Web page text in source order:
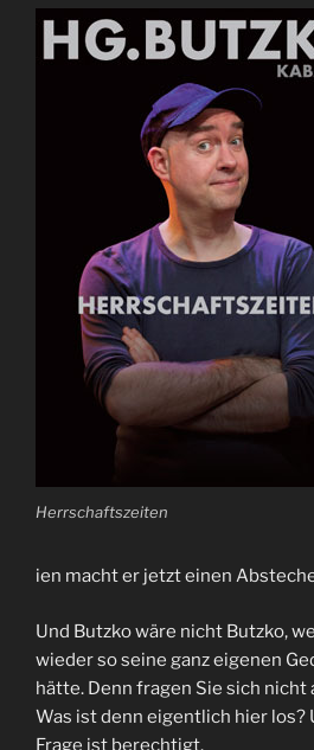
Herrschaftszeiten
ien macht er jetzt einen
Und Butzko wäre nicht Butzko,
wieder so seine ganz eigenen
hätte. Denn fragen Sie sich nicht
Was ist denn eigentlich hier los?
Frage ist berechtigt.